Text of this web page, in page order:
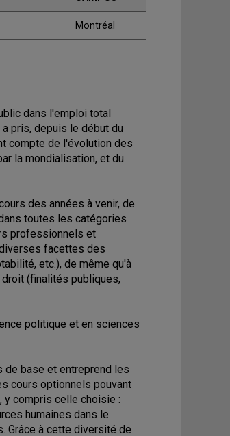
Montréal
dans l'emploi total
pris, depuis le début du
compte de l'évolution des
la mondialisation, et du
des années à venir, de
toutes les catégories
professionnels et
facettes des
etc.), de même qu'à
(finalités publiques,
politique et en sciences
de base et entreprend les
cours optionnels pouvant
y compris celle choisie :
humaines dans le
Grâce à cette diversité de